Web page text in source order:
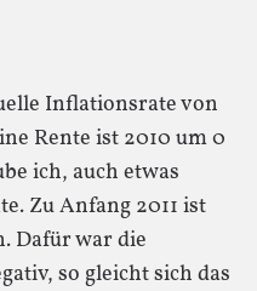
Inflationsrate von
Rente ist 2010 um 0
ich, auch etwas
Zu Anfang 2011 ist
Dafür war die
so gleicht sich das